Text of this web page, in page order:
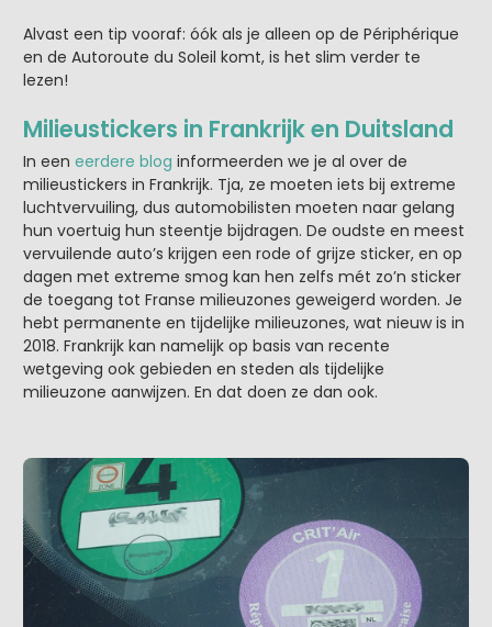
Alvast een tip vooraf: óók als je alleen op de Périphérique
en de Autoroute du Soleil komt, is het slim verder te
lezen!
Milieustickers in Frankrijk en Duitsland
In een eerdere blog informeerden we je al over de
milieustickers in Frankrijk. Tja, ze moeten iets bij extreme
luchtvervuiling, dus automobilisten moeten naar gelang
hun voertuig hun steentje bijdragen. De oudste en meest
vervuilende auto’s krijgen een rode of grijze sticker, en op
dagen met extreme smog kan hen zelfs mét zo’n sticker
de toegang tot Franse milieuzones geweigerd worden. Je
hebt permanente en tijdelijke milieuzones, wat nieuw is in
2018. Frankrijk kan namelijk op basis van recente
wetgeving ook gebieden en steden als tijdelijke
milieuzone aanwijzen. En dat doen ze dan ook.